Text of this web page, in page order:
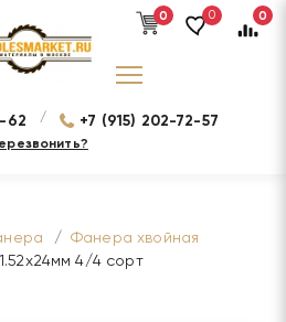
0 0 0
62 / +7 (915) 202-72-57
Фанера хвойная
4/4 сорт